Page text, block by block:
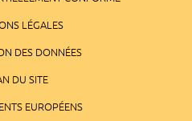
LÉGALES
DES DONNÉES
DU SITE
EUROPÉENS